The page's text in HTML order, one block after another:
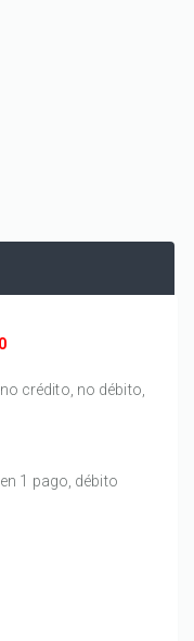
crédito, no débito,
1 pago, débito